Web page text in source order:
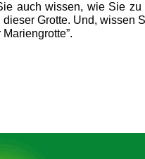
auch wissen, wie Sie
Grotte. Und, wissen